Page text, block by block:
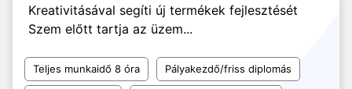
Kreativitásával segíti új termékek fejlesztését
Szem előtt tartja az üzem...
Teljes munkaidő 8 óra Pályakezdő/friss diplomás